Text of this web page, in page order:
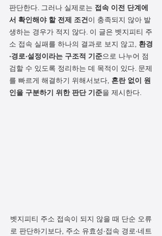
판단한다. 그러나 실제로는 접속 이전 단계에
서 확인해야 할 전제 조건 이 충족되지 않아 발
생하는 경우가 적지 않다. 이 글은 벳지피티 주
소 접속 실패를 하나의 결과로 보지 않고, 환경
·경로·설정이라는 구조적 기준으로 나누어 점
검할 수 있도록 정리하는 데 목적이 있다. 문제
를 빠르게 해결하기 위해서보다, 혼란 없이 원
인을 구분하기 위한 판단 기준을 제시한다.
벳지피티 주소 접속이 되지 않을 때 단순 오류
로 판단하기보다, 주소 유효성·접속 경로·네트